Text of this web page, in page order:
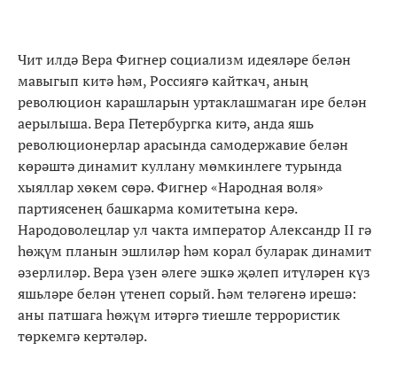
Чит илдә Вера Фигнер социализм идеяләре белән
мавыгып китә һәм, Россиягә кайткач, аның
революцион карашларын уртаклашмаган ире белән
аерылыша. Вера Петербургка китә, анда яшь
революционерлар арасында самодержавие белән
көрәштә динамит куллану мөмкинлеге турында
хыяллар хөкем сөрә. Фигнер «Народная воля»
партиясенең башкарма комитетына керә.
Народоволецлар ул чакта император Александр II гә
һөҗүм планын эшлиләр һәм корал буларак динамит
әзерлиләр. Вера үзен әлеге эшкә җәлеп итүләрен күз
яшьләре белән үтенеп сорый. Һәм теләгенә ирешә:
аны патшага һөҗүм итәргә тиешле террористик
төркемгә кертәләр.